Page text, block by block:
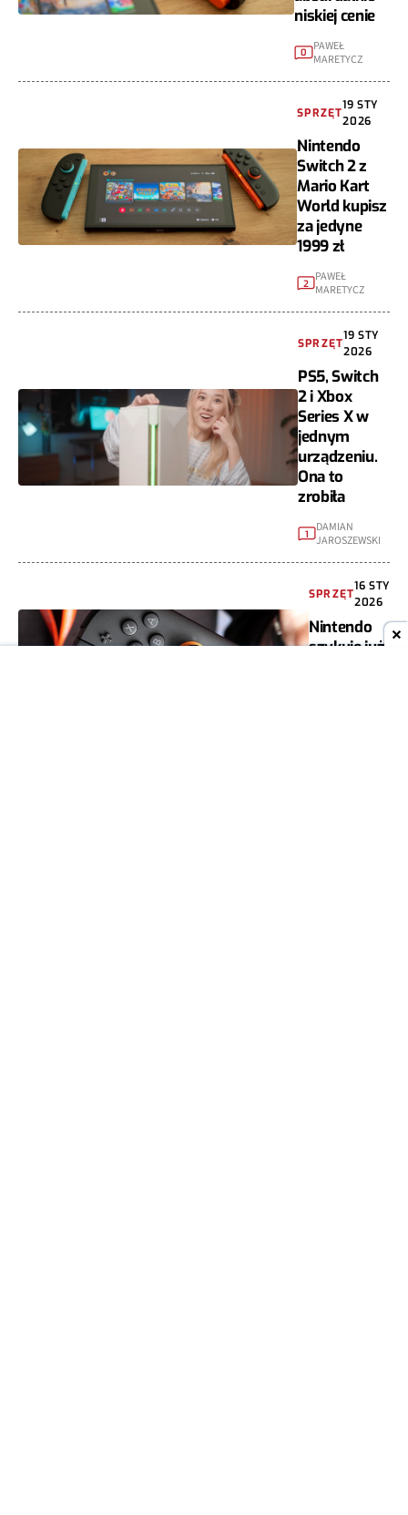
niskiej cenie
0
PAWEŁ
MARETYCZ
SPRZĘT
19 STY
2026
Nintendo
Switch 2 z
Mario Kart
World kupisz
za jedyne
1999 zł
2
PAWEŁ
MARETYCZ
SPRZĘT
19 STY
2026
PS5, Switch
2 i Xbox
Series X w
jednym
urządzeniu.
Ona to
zrobiła
1
DAMIAN
JAROSZEWSKI
SPRZĘT
16 STY
2026
Nintendo
szykuje już